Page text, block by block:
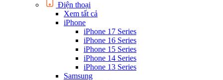
Điện thoại
Xem tất cả
iPhone
iPhone 17 Series
iPhone 16 Series
iPhone 15 Series
iPhone 14 Series
iPhone 13 Series
Samsung